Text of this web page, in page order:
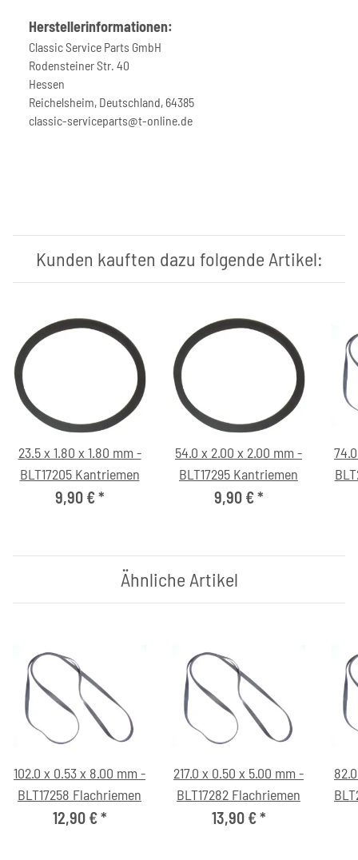
Herstellerinformationen:
Classic Service Parts GmbH
Rodensteiner Str. 40
Hessen
Reichelsheim, Deutschland, 64385
classic-serviceparts@t-online.de
Kunden kauften dazu folgende Artikel:
23.5 x 1.80 x 1.80 mm -
BLT17205 Kantriemen
9,90 €*
54.0 x 2.00 x 2.00 mm -
BLT17295 Kantriemen
9,90 €*
Ähnliche Artikel
102.0 x 0.53 x 8.00 mm -
BLT17258 Flachriemen
12,90 €*
217.0 x 0.50 x 5.00 mm -
BLT17282 Flachriemen
13,90 €*